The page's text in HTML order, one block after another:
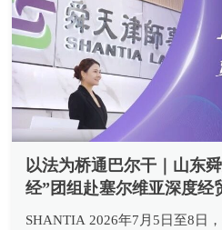
以法为桥通巴尔干｜山东
经”团组赴塞尔维亚深度经
合规防线
SHANTIA 2026年7月5日至8日
法律服务代表，随“山海经”出海